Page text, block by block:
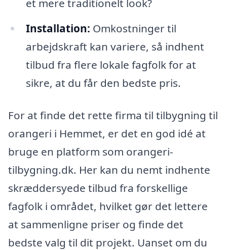
et mere traditionelt look?
Installation: Omkostninger til
arbejdskraft kan variere, så indhent
tilbud fra flere lokale fagfolk for at
sikre, at du får den bedste pris.
For at finde det rette firma til tilbygning til
orangeri i Hemmet, er det en god idé at
bruge en platform som orangeri-
tilbygning.dk. Her kan du nemt indhente
skræddersyede tilbud fra forskellige
fagfolk i området, hvilket gør det lettere
at sammenligne priser og finde det
bedste valg til dit projekt. Uanset om du